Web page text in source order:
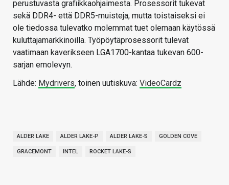
perustuvasta grafiikkaohjaimesta. Prosessorit tukevat
sekä DDR4- että DDR5-muisteja, mutta toistaiseksi ei
ole tiedossa tulevatko molemmat tuet olemaan käytössä
kuluttajamarkkinoilla. Työpöytäprosessorit tulevat
vaatimaan kaverikseen LGA1700-kantaa tukevan 600-
sarjan emolevyn.
Lähde: Mydrivers, toinen uutiskuva: VideoCardz
ALDER LAKE ALDER LAKE-P ALDER LAKE-S GOLDEN COVE
GRACEMONT INTEL ROCKET LAKE-S